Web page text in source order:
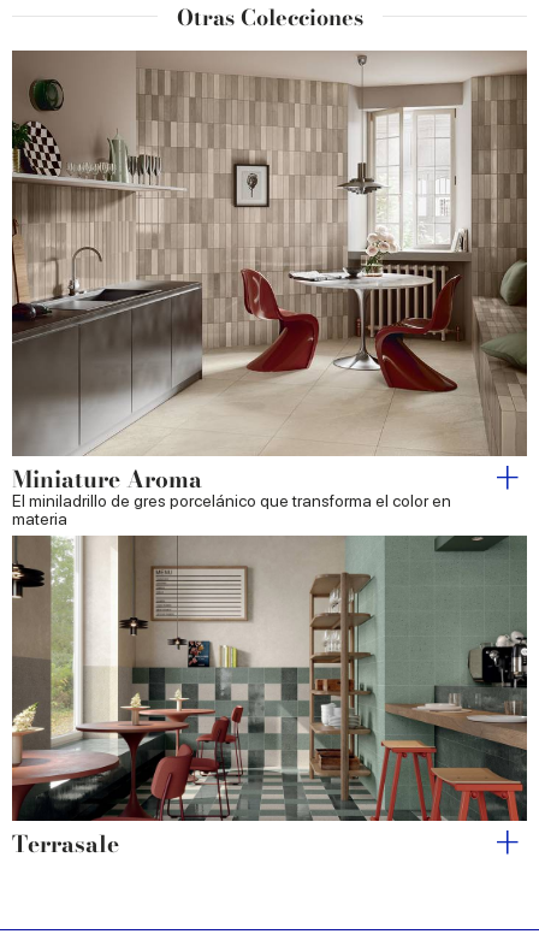
Otras Colecciones
Miniature Aroma
El miniladrillo de gres porcelánico que transforma el color en
materia
Terrasale